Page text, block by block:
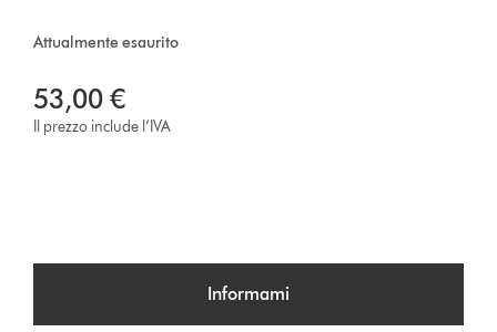
Attualmente esaurito
53,00 €
Il prezzo include l’IVA
Informami